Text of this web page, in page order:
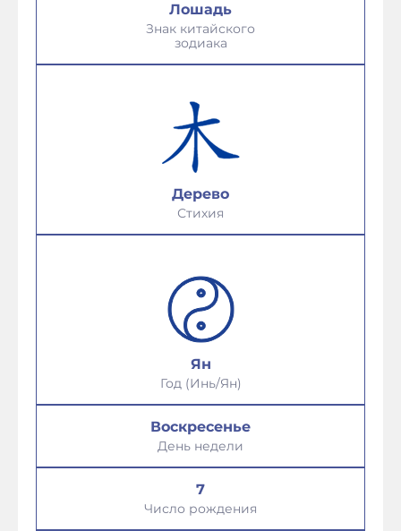
Лошадь
Знак китайского
зодиака
Дерево
Стихия
Ян
Год (Инь/Ян)
Воскресенье
День недели
7
Число рождения